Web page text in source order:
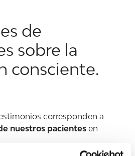
de
sobre la
consciente.
corresponden a
nuestros pacientes en